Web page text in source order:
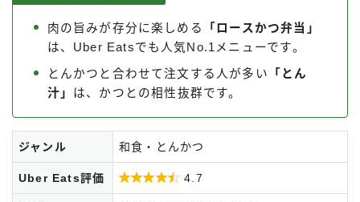
肉の旨みが存分に楽しめる
「ロースかつ弁当」
は、Uber Eatsでも人気No.1メニューです。
とんかつと合わせて注文する人が多い
「とん
汁」 は、かつとの相性抜群です。
ジャンル 和食・とんかつ
Uber Eats評価  4.7